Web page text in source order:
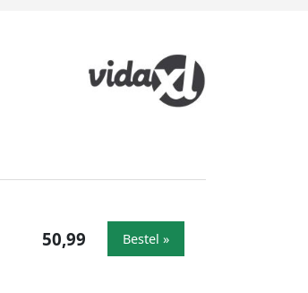
50,99 Bestel »